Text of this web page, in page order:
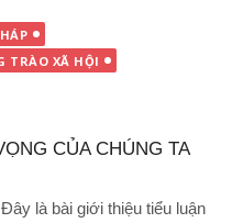
TRÀO XÃ HỘI
CỦA CHÚNG TA
là bài giới thiệu tiểu luận